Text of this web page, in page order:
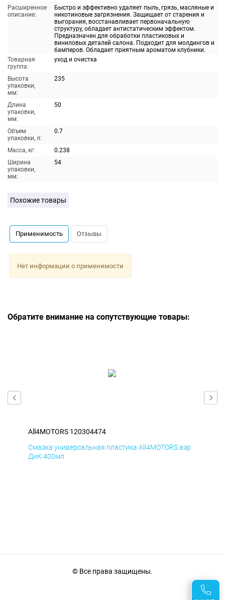
Расширенное
описание:
Быстро и эффективно удаляет пыль, грязь, масляные и
никотиновые загрязнения. Защищает от старения и
выгорания, восстанавливает первоначальную
структуру, обладает антистатическим эффектом.
Предназначен для обработки пластиковых и
виниловых деталей салона. Подходит для молдингов и
бамперов. Обладает приятным ароматом клубники.
Товарная
группа:
уход и очистка
Высота
упаковки,
мм:
235
Длина
упаковки,
мм:
50
Объем
упаковки, л:
0.7
Масса, кг:
0.238
Ширина
упаковки,
мм:
54
Похожие товары
Применимость Отзывы
Нет информации о применимости
Обратите внимание на сопутствующие товары:
All4MOTORS 120304474
Смазка универсальная пластика All4MOTORS аэр
ДиК 400мл
© Все права защищены.